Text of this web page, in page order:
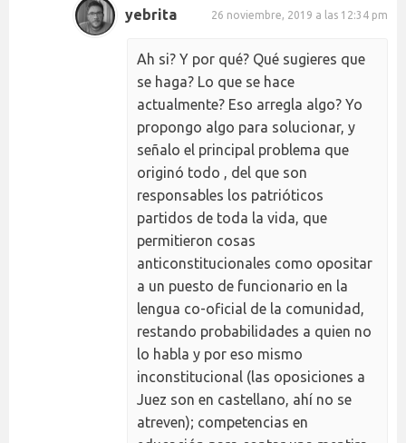
yebrita 26 noviembre, 2019 a las 12:34 pm
Ah si? Y por qué? Qué sugieres que
se haga? Lo que se hace
actualmente? Eso arregla algo? Yo
propongo algo para solucionar, y
señalo el principal problema que
originó todo , del que son
responsables los patrióticos
partidos de toda la vida, que
permitieron cosas
anticonstitucionales como opositar
a un puesto de funcionario en la
lengua co-oficial de la comunidad,
restando probabilidades a quien no
lo habla y por eso mismo
inconstitucional (las oposiciones a
Juez son en castellano, ahí no se
atreven); competencias en